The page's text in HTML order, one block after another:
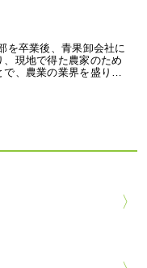
を卒業後、青果卸会社に
現地で得た農家のため
、農業の業界を盛り…